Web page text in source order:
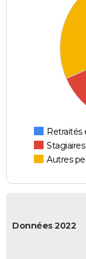
Retraités
Autres
Données 2022